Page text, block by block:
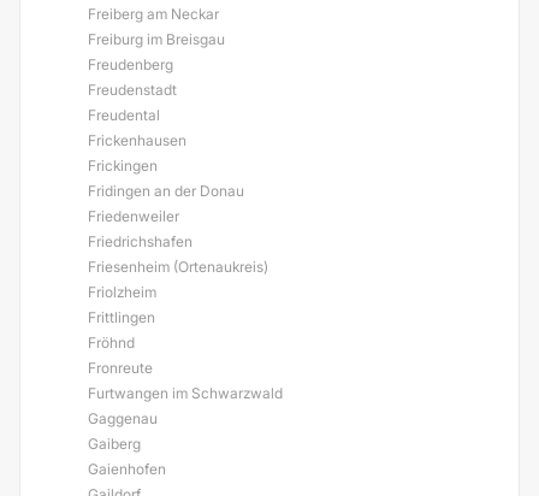
Freiberg am Neckar
Freiburg im Breisgau
Freudenberg
Freudenstadt
Freudental
Frickenhausen
Frickingen
Fridingen an der Donau
Friedenweiler
Friedrichshafen
Friesenheim (Ortenaukreis)
Friolzheim
Frittlingen
Fröhnd
Fronreute
Furtwangen im Schwarzwald
Gaggenau
Gaiberg
Gaienhofen